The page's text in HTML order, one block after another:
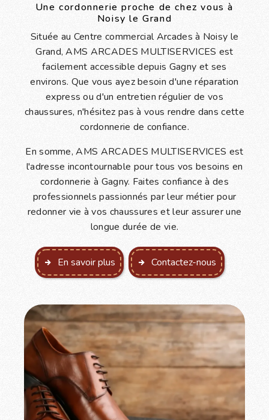
Une cordonnerie proche de chez vous à
Noisy le Grand
Située au Centre commercial Arcades à Noisy le
Grand, AMS ARCADES MULTISERVICES est
facilement accessible depuis Gagny et ses
environs. Que vous ayez besoin d'une réparation
express ou d'un entretien régulier de vos
chaussures, n'hésitez pas à vous rendre dans cette
cordonnerie de confiance.
En somme, AMS ARCADES MULTISERVICES est
l'adresse incontournable pour tous vos besoins en
cordonnerie à Gagny. Faites confiance à des
professionnels passionnés par leur métier pour
redonner vie à vos chaussures et leur assurer une
longue durée de vie.
En savoir plus Contactez-nous